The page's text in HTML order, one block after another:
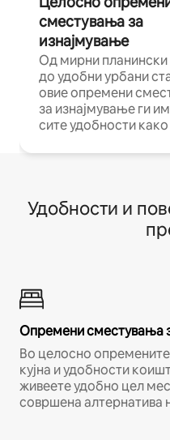
сместувања за
изнајмување
Од мирни
до удобни урбани
овие опремени
за изнајмување ги
сите удобности
Удобности и
Опремени сместувања
Во целосно
кујна и удобности
живеете удобно цел
совршена алтернатива